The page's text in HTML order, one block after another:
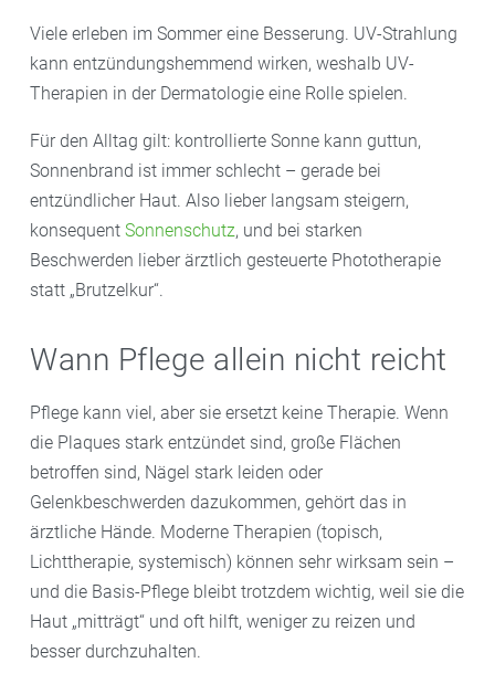
Viele erleben im Sommer eine Besserung. UV-Strahlung
kann entzündungshemmend wirken, weshalb UV-
Therapien in der Dermatologie eine Rolle spielen.
Für den Alltag gilt: kontrollierte Sonne kann guttun,
Sonnenbrand ist immer schlecht – gerade bei
entzündlicher Haut. Also lieber langsam steigern,
konsequent Sonnenschutz, und bei starken
Beschwerden lieber ärztlich gesteuerte Phototherapie
statt „Brutzelkur“.
Wann Pflege allein nicht reicht
Pflege kann viel, aber sie ersetzt keine Therapie. Wenn
die Plaques stark entzündet sind, große Flächen
betroffen sind, Nägel stark leiden oder
Gelenkbeschwerden dazukommen, gehört das in
ärztliche Hände. Moderne Therapien (topisch,
Lichttherapie, systemisch) können sehr wirksam sein –
und die Basis-Pflege bleibt trotzdem wichtig, weil sie die
Haut „mitträgt“ und oft hilft, weniger zu reizen und
besser durchzuhalten.